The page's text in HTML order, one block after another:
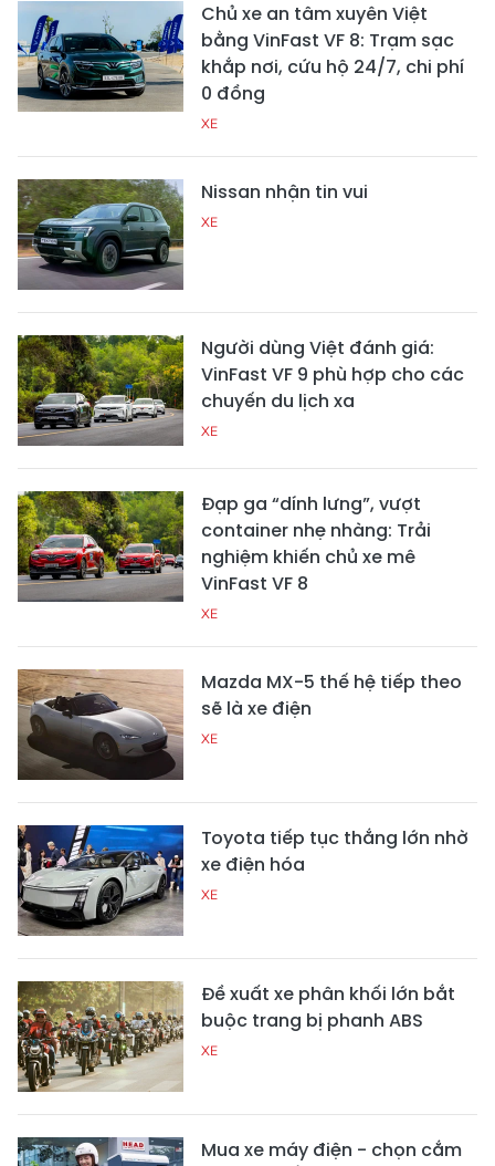
Chủ xe an tâm xuyên Việt
bằng VinFast VF 8: Trạm sạc
khắp nơi, cứu hộ 24/7, chi phí
0 đồng
XE
Nissan nhận tin vui
XE
Người dùng Việt đánh giá:
VinFast VF 9 phù hợp cho các
chuyến du lịch xa
XE
Đạp ga “dính lưng”, vượt
container nhẹ nhàng: Trải
nghiệm khiến chủ xe mê
VinFast VF 8
XE
Mazda MX-5 thế hệ tiếp theo
sẽ là xe điện
XE
Toyota tiếp tục thắng lớn nhờ
xe điện hóa
XE
Đề xuất xe phân khối lớn bắt
buộc trang bị phanh ABS
XE
Mua xe máy điện - chọn cắm